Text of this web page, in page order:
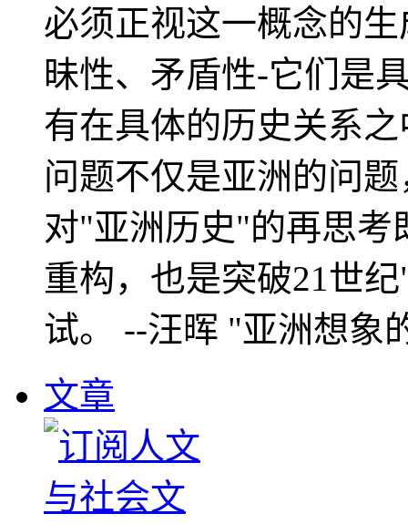
必须正视这一概念的
昧性、矛盾性-它们是
有在具体的历史关系
问题不仅是亚洲的问
对"亚洲历史"的再思考
重构，也是突破21世
试。 --汪晖 "亚洲想象
文章